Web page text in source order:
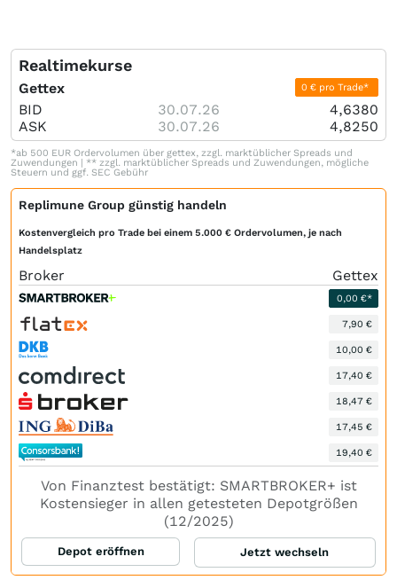
Realtimekurse
Gettex 0 € pro Trade*
BID 30.07.26
4,6380
ASK
30.07.26 4,8250
*ab 500 EUR Ordervolumen über gettex, zzgl. marktüblicher Spreads und
Zuwendungen | ** zzgl. marktüblicher Spreads und Zuwendungen, mögliche
Steuern und ggf. SEC Gebühr
Replimune Group günstig handeln
Kostenvergleich pro Trade bei einem 5.000 € Ordervolumen, je nach
Handelsplatz
Broker Gettex
0,00 €*
7,90 €
10,00 €
17,40 €
18,47 €
17,45 €
19,40 €
Von Finanztest bestätigt: SMARTBROKER+ ist
Kostensieger in allen getesteten Depotgrößen
(12/2025)
Depot eröffnen Jetzt wechseln